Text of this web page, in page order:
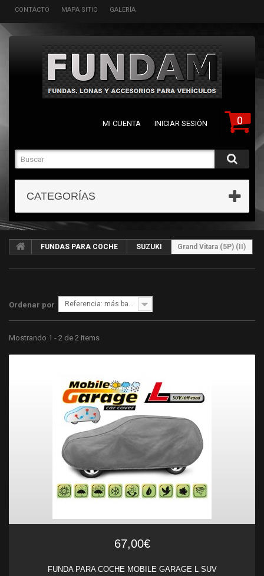
CONTACTO MAPA SITIO GALERÍA
0
MI CUENTA INICIAR SESIÓN
CATEGORÍAS
FUNDAS PARA COCHE SUZUKI Grand Vitara (5P) (II)
Ordenar por Referencia: más bajo primero
Mostrando 1 - 2 de 2 items
67,00€
FUNDA PARA COCHE MOBILE GARAGE L SUV